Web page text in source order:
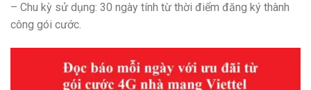
– Chu kỳ sử dụng: 30 ngày tính từ thời điểm đăng ký thành
công gói cước.